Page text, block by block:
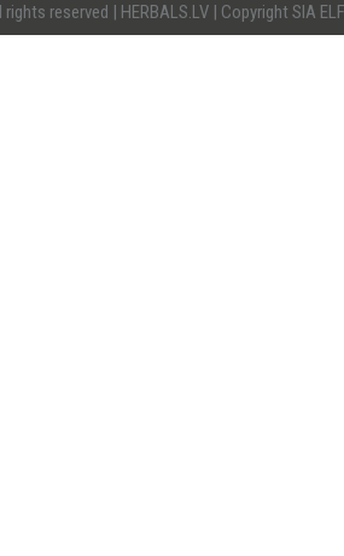
rights reserved | HERBALS.LV | Copyright SIA